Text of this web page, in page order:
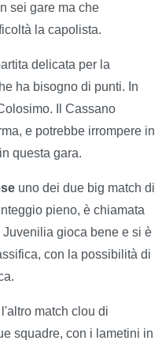
sei gare ma che
la capolista.
delicata per la
ha bisogno di punti. In
Il Cassano
e potrebbe irrompere in
questa gara.
uno dei due big match di
pieno, è chiamata
gioca bene e si è
con la possibilità di
l'altro match clou di
squadre, con i lametini in